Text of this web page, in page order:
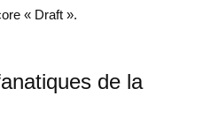
« Draft ».
de la